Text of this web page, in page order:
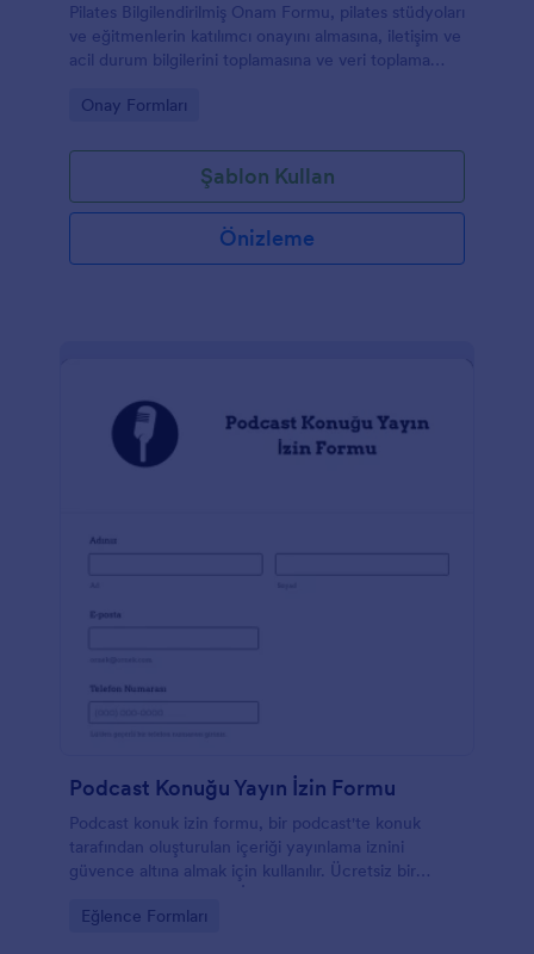
Pilates Bilgilendirilmiş Onam Formu, pilates stüdyoları
ve eğitmenlerin katılımcı onayını almasına, iletişim ve
acil durum bilgilerini toplamasına ve veri toplama
olur.
Go to Category:
Onay Formları
Şablon Kullan
Önizleme
Podcast Konuğu Yayın İzin Formu
Podcast konuk izin formu, bir podcast'te konuk
tarafından oluşturulan içeriği yayınlama iznini
güvence altına almak için kullanılır. Ücretsiz bir
izin formu ekleyebilir ve konuğunuzun içeriğe erişim
Go to Category:
Eğlence Formları